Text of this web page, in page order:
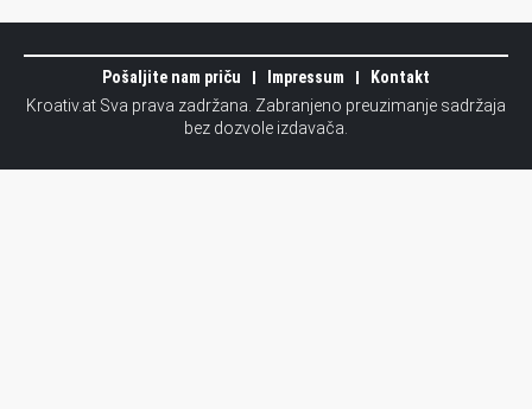
Pošaljite nam priču Impressum
Kontakt
Kroativ.at Sva prava zadržana. Zabranjeno preuzimanje sadržaja
bez dozvole izdavača.